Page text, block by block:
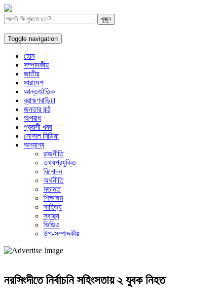
Toggle navigation
হোম
সম্পাদকীয়
জাতীয়
সারাদেশ
আন্তর্জাতিক
ব্রাহ্মণবাড়িয়া
জনতার কন্ঠ
অপরাধ
প্রবাসী খবর
সোসাল মিডিয়া
অন্যান্য
রাজনীতি
তথ্যপ্রযুক্তি
বিনোদন
অর্থনীতি
মতামত
শিক্ষাঙ্গন
সাহিত্য
স্বাস্থ্য
ভিডিও
উপ-সম্পাদকীয়
নরসিংদীতে নির্বাচনি সহিংসতায় ২ যুবক নিহত